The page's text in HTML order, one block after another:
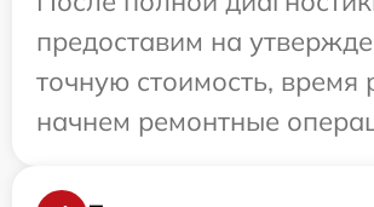
предоставим на
точную стоимость, время
начнем ремонтные